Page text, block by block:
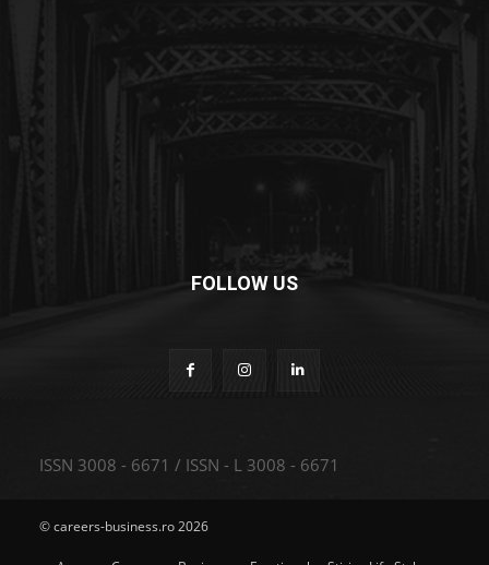
FOLLOW US
ISSN 3008 - 6671 / ISSN - L 3008 - 6671
© careers-business.ro 2026